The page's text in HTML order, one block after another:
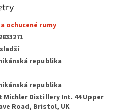
ochucené rumy
republika
republika
Michler Distillery Int. 44 Upper
Road, Bristol, UK